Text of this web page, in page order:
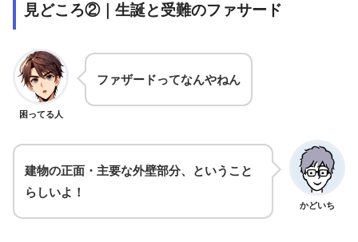
見どころ②｜生誕と受難のファサード
困ってる人
ファザードってなんやねん
かどいち
建物の正面・主要な外壁部分、ということ
らしいよ！